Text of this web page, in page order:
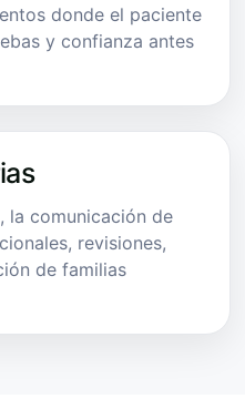
donde el paciente
y confianza antes
la comunicación de
revisiones,
de familias